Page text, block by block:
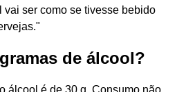
ser como se tivesse bebido
de álcool?
álcool é de 30 g. Consumo não